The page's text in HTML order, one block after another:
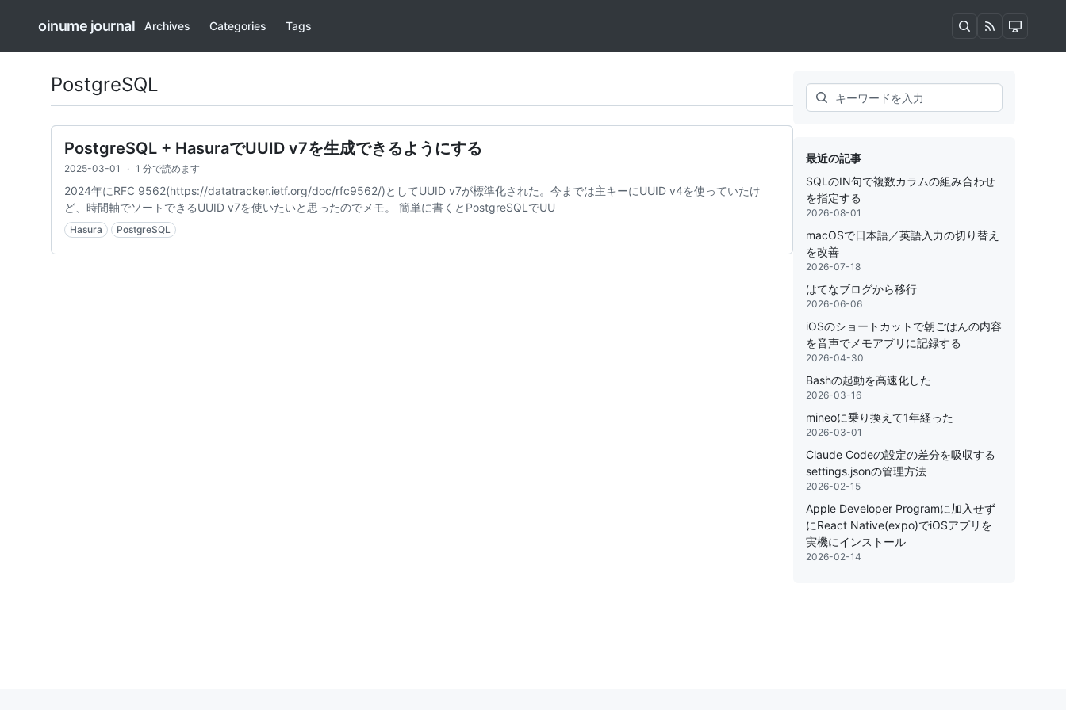
oinume journal Archives Categories Tags
PostgreSQL
PostgreSQL + HasuraでUUID v7を生成できるようにする
2025-03-01 · 1 分で読めます
2024年にRFC 9562(https://datatracker.ietf.org/doc/rfc9562/)としてUUID v7が標準化された。今までは主キーにUUID v4を使っていたけ
ど、時間軸でソートできるUUID v7を使いたいと思ったのでメモ。 簡単に書くとPostgreSQLでUU
Hasura PostgreSQL
Search
最近の記事
SQLのIN句で複数カラムの組み合わせ
を指定する
2026-08-01
macOSで日本語／英語入力の切り替え
を改善
2026-07-18
はてなブログから移行
2026-06-06
iOSのショートカットで朝ごはんの内容
を音声でメモアプリに記録する
2026-04-30
Bashの起動を高速化した
2026-03-16
mineoに乗り換えて1年経った
2026-03-01
Claude Codeの設定の差分を吸収する
settings.jsonの管理方法
2026-02-15
Apple Developer Programに加入せず
にReact Native(expo)でiOSアプリを
実機にインストール
2026-02-14